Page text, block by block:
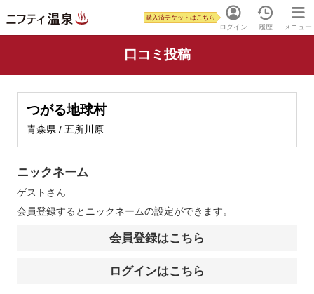
ログイン
購入済チケットはこちら
履歴 メニュー
口コミ投稿
つがる地球村
青森県 / 五所川原
ニックネーム
ゲスト さん
会員登録するとニックネームの設定ができます。
会員登録はこちら
ログインはこちら